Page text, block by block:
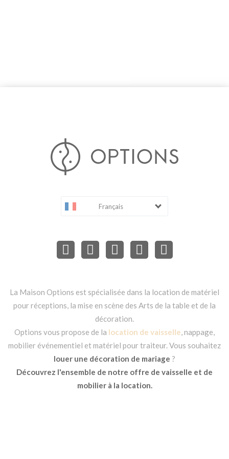
Français
La Maison Options est spécialisée dans la location de matériel
pour réceptions, la mise en scène des Arts de la table et de la
décoration.
Options vous propose de la location de vaisselle, nappage,
mobilier événementiel et matériel pour traiteur. Vous souhaitez
louer une décoration de mariage ?
Découvrez l'ensemble de notre offre de vaisselle et de
mobilier à la location.